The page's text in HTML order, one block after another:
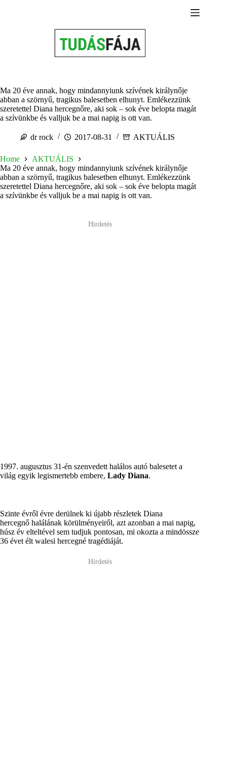
Ma 20 éve annak, hogy mindannyiunk szívének királynője
abban a szörnyű, tragikus balesetben elhunyt. Emlékezzünk
szeretettel Diana hercegnőre, aki sok – sok éve belopta magát
a szívünkbe és valljuk be a mai napig is ott van.
dr rock 2017-08-31 AKTUÁLIS
Home
AKTUÁLIS
Ma 20 éve annak, hogy mindannyiunk szívének királynője
abban a szörnyű, tragikus balesetben elhunyt. Emlékezzünk
szeretettel Diana hercegnőre, aki sok – sok éve belopta magát
a szívünkbe és valljuk be a mai napig is ott van.
Hirdetés
1997. augusztus 31-én szenvedett halálos autó balesetet a
világ egyik legismertebb embere, Lady Diana.
Szinte évről évre derülnek ki újabb részletek Diana
hercegnő halálának körülményeiről, azt azonban a mai napig,
húsz év elteltével sem tudjuk pontosan, mi okozta a mindössze
36 évet élt walesi hercegné tragédiáját.
Hirdetés